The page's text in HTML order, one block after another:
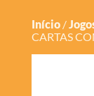
Início/
CARTAS